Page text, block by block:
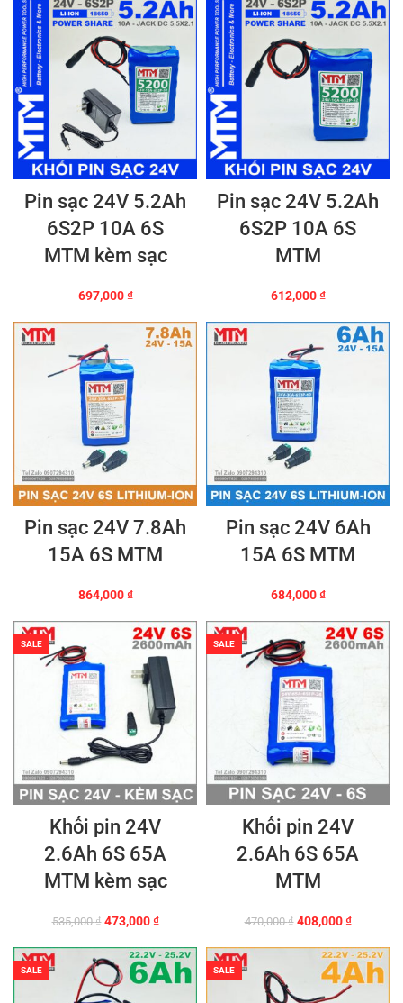
Pin sạc 24V 5.2Ah
6S2P 10A 6S
MTM kèm sạc
697,000₫
Pin sạc 24V 5.2Ah
6S2P 10A 6S
MTM
612,000₫
Pin sạc 24V 7.8Ah
15A 6S MTM
864,000₫
Pin sạc 24V 6Ah
15A 6S MTM
684,000₫
SALE
Khối pin 24V
2.6Ah 6S 65A
MTM kèm sạc
535,000₫ Giá
là:
535,000 ₫.
473,000₫Giá
tại
là:
473,000 ₫.
SALE
Khối pin 24V
2.6Ah 6S 65A
MTM
470,000₫ Giá
là:
470,000 ₫.
408,000₫Giá
tại
là:
408,000
SALE SALE